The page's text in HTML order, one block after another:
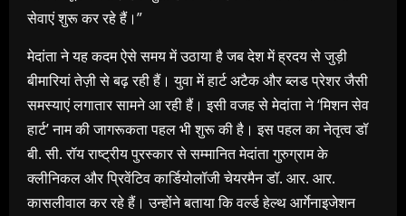
सेवाएं शुरू कर रहे हैं।”
मेदांता ने यह कदम ऐसे समय में उठाया है जब देश में ह्रदय से जुड़ी
बीमारियां तेज़ी से बढ़ रही हैं। युवा में हार्ट अटैक और ब्लड प्रेशर जैसी
समस्याएं लगातार सामने आ रही हैं। इसी वजह से मेदांता ने ‘मिशन सेव
हार्ट’ नाम की जागरूकता पहल भी शुरू की है। इस पहल का नेतृत्व डॉ
बी. सी. रॉय राष्ट्रीय पुरस्कार से सम्मानित मेदांता गुरुग्राम के
क्लीनिकल और प्रिवेंटिव कार्डियोलॉजी चेयरमैन डॉ. आर. आर.
कासलीवाल कर रहे हैं। उन्होंने बताया कि वर्ल्ड हेल्थ आर्गेनाइजेशन